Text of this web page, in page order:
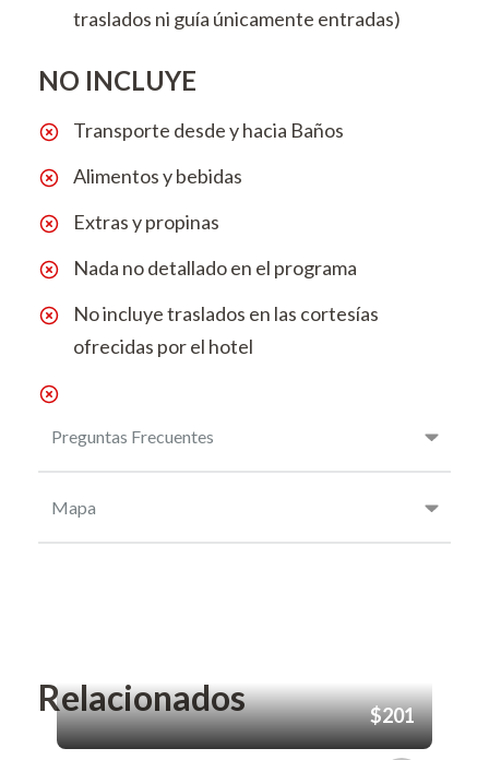
Preguntas Frecuentes
Mapa
traslados ni guía únicamente entradas)
NO INCLUYE
Transporte desde y hacia Baños
Alimentos y bebidas
Extras y propinas
Nada no detallado en el programa
No incluye traslados en las cortesías
ofrecidas por el hotel
Relacionados $201